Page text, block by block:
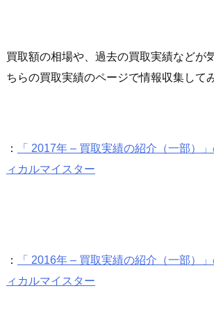
買取額の相場や、過去の買取実績などが
ちらの買取実績のページで情報収集して
：
「 2017年 – 買取実績の紹介（一部）
ィカルマイスター
：
「 2016年 – 買取実績の紹介（一部）
ィカルマイスター